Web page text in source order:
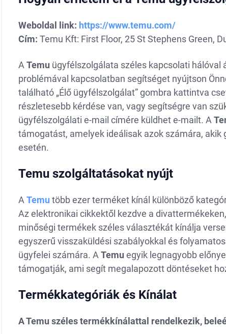
Weboldal link: https://www.temu.com/
Cím: Temu Kft: First Floor, 25 St Stephens Green,
A Temu ügyfélszolgálata széles kapcsolati hálóval
problémával kapcsolatban segítséget nyújtson
található „Élő ügyfélszolgálat” gombra kattintva
részletesebb kérdése van, vagy segítségre van
ügyfélszolgálati e-mail címére küldhet e-mailt. A
támogatást, amelyek ideálisak azok számára,
esetén.
Temu szolgáltatásokat nyújt
A Temu több ezer terméket kínál különböző
Az elektronikai cikkektől kezdve a
minőségi termékek széles választékát kínálja
egyszerű visszaküldési szabályokkal és
ügyfelei számára. A Temu egyik legnagyobb
támogatják, ami segít megalapozott döntéseket
Termékkategóriák és Kínálat
A Temu széles termékkínálattal rendelkezik,